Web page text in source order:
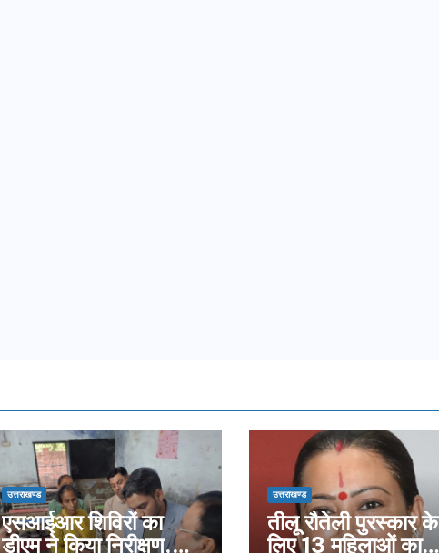
उत्तराखण्ड
एसआईआर शिविरों का
डीएम ने किया निरीक्षण,
उत्तराखण्ड
तीलू रौतेली पुरस्कार के
लिए 13 महिलाओं का